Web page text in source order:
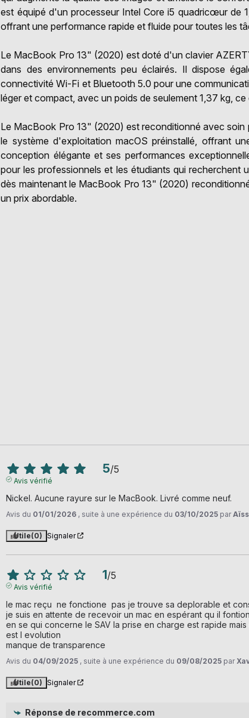
est équipé d'un processeur Intel Core i5 quadricœur de
offrant une performance rapide et fluide pour toutes les
Le MacBook Pro 13" (2020) est doté d'un clavier
dans des environnements peu éclairés. Il dispose
connectivité Wi-Fi et Bluetooth 5.0 pour une
léger et compact, avec un poids de seulement 1,37 kg,
Le MacBook Pro 13" (2020) est reconditionné avec soin
le système d'exploitation macOS préinstallé, offrant
conception élégante et ses performances
pour les professionnels et les étudiants qui recherchent
dès maintenant le MacBook Pro 13" (2020)
un prix abordable.
5/5
Avis vérifié
Nickel. Aucune rayure sur le MacBook. Livré comme neuf.
Avis du 01/01/2026 , suite à une expérience du 03/10/2025 par
Utile(0) Signaler
1/5
Avis vérifié
le mac reçu  ne fonctione  pas je trouve sa deplorable et
je suis en attente de recevoir un mac en espérant qu il
en se qui concerne le SAV la prise en charge est rapide
est l evolution
manque de transparence
Avis du 04/09/2025 , suite à une expérience du 09/08/2025 par
Utile(0) Signaler
Réponse de recommerce.com